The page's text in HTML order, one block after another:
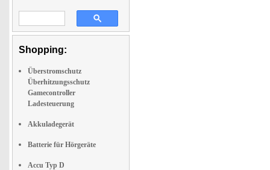
Shopping:
Überstromschutz
Überhitzungsschutz
Gamecontroller
Ladesteuerung
Akkuladegerät
Batterie für Hörgeräte
Accu Typ D